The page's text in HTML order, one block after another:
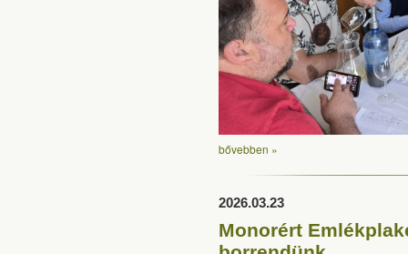
bővebben »
2026.03.23
Monorért